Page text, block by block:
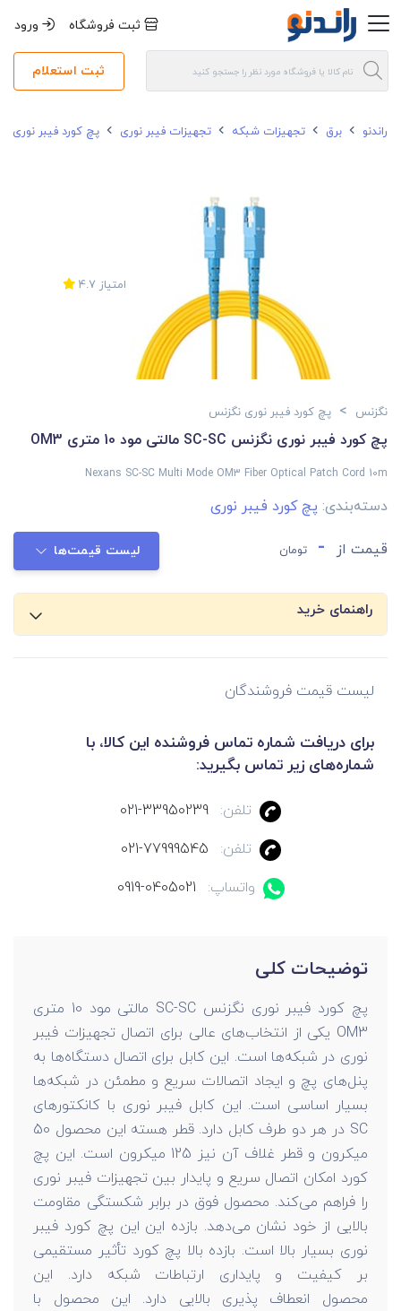
ثبت فروشگاه ورود
ثبت استعلام
راندنو برق تجهیزات شبکه تجهیزات فیبر نوری پچ کورد فیبر نوری
امتیاز 4.7
نگزنس > پچ کورد فیبر نوری نگزنس
پچ کورد فیبر نوری نگزنس SC-SC مالتی مود 10 متری OM3
Nexans SC-SC Multi Mode OM3 Fiber Optical Patch Cord 10m
دسته‌بندی: پچ کورد فیبر نوری
قیمت از - تومان لیست قیمت‌ها
راهنمای خرید
لیست قیمت فروشندگان
برای دریافت شماره تماس فروشنده این کالا، با
شماره‌های زیر تماس بگیرید:
تلفن:
021-33950239
تلفن:
021-77999545
واتساپ:
0919-0405021
توضیحات کلی
پچ کورد فیبر نوری نگزنس SC-SC مالتی مود 10 متری
OM3 یکی از انتخاب‌های عالی برای اتصال تجهیزات فیبر
نوری در شبکه‌ها است. این کابل‌ برای اتصال دستگاه‌ها به
پنل‌های پچ و ایجاد اتصالات سریع و مطمئن در شبکه‌ها
بسیار اساسی است. این کابل فیبر نوری با کانکتورهای
SC در هر دو طرف کابل دارد. قطر هسته این محصول 50
میکرون و قطر غلاف آن نیز 125 میکرون است. این پچ
کورد امکان اتصال سریع و پایدار بین تجهیزات فیبر نوری
را فراهم می‌کند. محصول فوق در برابر شکستگی مقاومت
بالایی از خود نشان می‌دهد. بازده این این پچ کورد فیبر
نوری بسیار بالا است. بازده بالا پچ کورد تأثیر مستقیمی
بر کیفیت و پایداری ارتباطات شبکه دارد. این
محصول انعطاف پذیری بالایی دارد. این محصول با